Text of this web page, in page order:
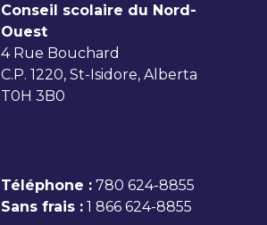
Conseil scolaire du Nord-
Ouest
4 Rue Bouchard
C.P. 1220, St-Isidore, Alberta
T0H 3B0
Téléphone : 780 624-8855
Sans frais : 1 866 624-8855